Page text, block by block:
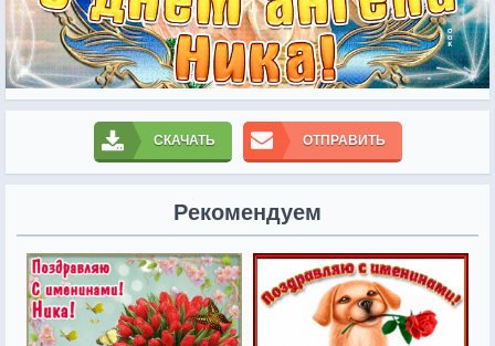
СКАЧАТЬ ОТПРАВИТЬ
Рекомендуем